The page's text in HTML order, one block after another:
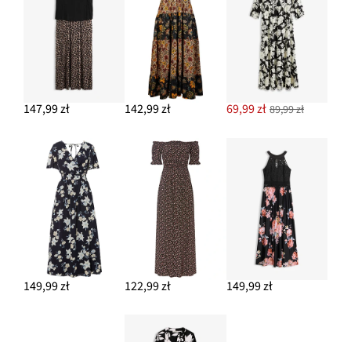
147,99 zł 142,99 zł 69,99 zł 89,99 zł
149,99 zł 122,99 zł 149,99 zł